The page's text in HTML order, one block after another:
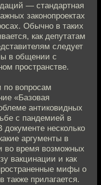
— стандартная
законопроектах
Обычно в таких
как депутатам
следует
в общении с
пространстве.
по вопросам
«Базовая
антиковидных
с пандемией в
несколько
аргументы в
во время возможных
вакцинации и как
мифы о
прилагается.